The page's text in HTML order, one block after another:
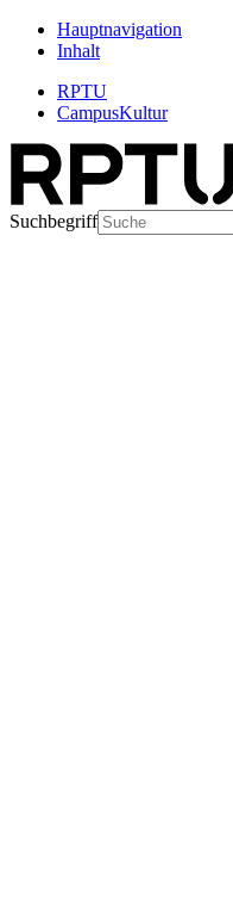
Hauptnavigation
Inhalt
RPTU
CampusKultur
Suchbegriff